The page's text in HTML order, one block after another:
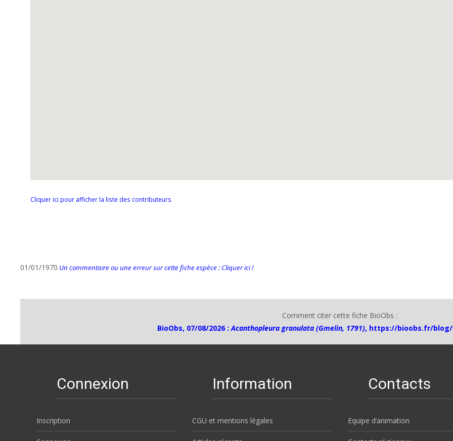
Cliquer ici pour afficher la liste des contributeurs
01/01/1970 Un commentaire ou une erreur sur cette fiche espèce : Cliquer ici !
Comment citer cette fiche BioObs :
BioObs, 07/08/2026 : Acanthopleura granulata (Gmelin, 1791), https://bioobs.fr/blog/
Connexion
Inscription
Information
CGU et mentions légales
Contacts
Equipe d’animation